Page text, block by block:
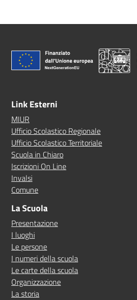
Link Esterni
MIUR
Ufficio Scolastico Regionale
Ufficio Scolastico Territoriale
Scuola in Chiaro
Iscrizioni On Line
Invalsi
Comune
La Scuola
Presentazione
I luoghi
Le persone
I numeri della scuola
Le carte della scuola
Organizzazione
La storia